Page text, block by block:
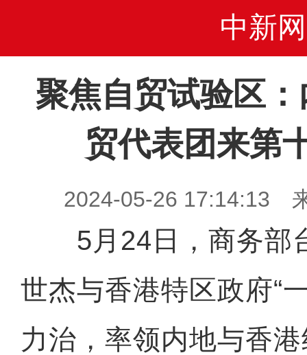
中新网
聚焦自贸试验区
贸代表团来第
2024-05-26 17:14:13
5月24日，商务部
世杰与香港特区政府“
力治，率领内地与香